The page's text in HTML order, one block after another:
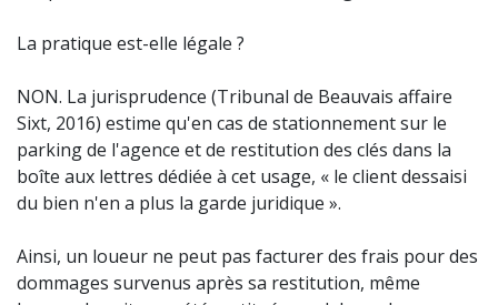
La pratique est-elle légale ?
NON. La jurisprudence (Tribunal de Beauvais affaire
Sixt, 2016) estime qu'en cas de stationnement sur le
parking de l'agence et de restitution des clés dans la
boîte aux lettres dédiée à cet usage, « le client dessaisi
du bien n'en a plus la garde juridique ».
Ainsi, un loueur ne peut pas facturer des frais pour des
dommages survenus après sa restitution, même